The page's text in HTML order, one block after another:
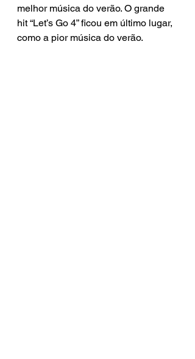
melhor música do verão. O grande
hit “Let’s Go 4” ficou em último lugar,
como a pior música do verão.